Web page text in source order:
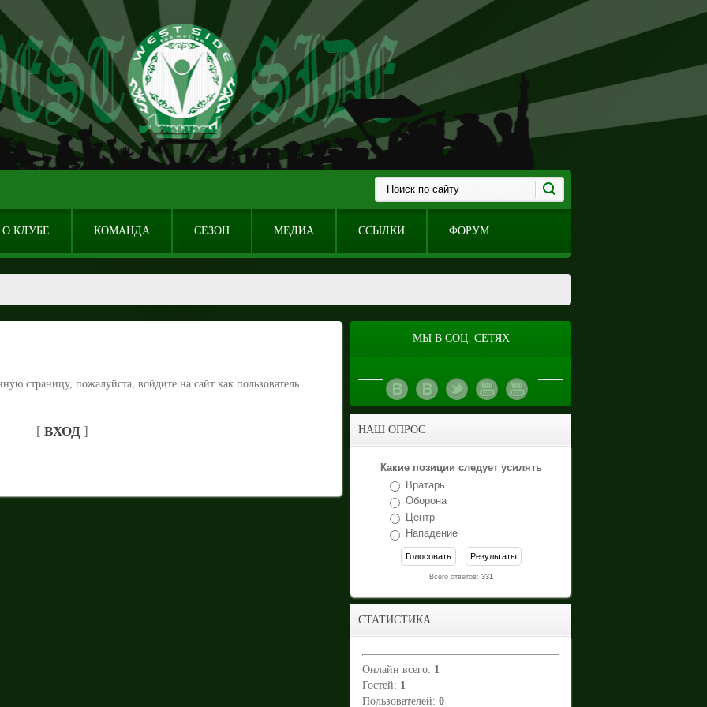
О КЛУБЕ КОМАНДА СЕЗОН МЕДИА ССЫЛКИ ФОРУМ
страницу, пожалуйста, войдите на сайт как пользователь.
[ ВХОД ]
МЫ В СОЦ. СЕТЯХ
НАШ ОПРОС
Какие позиции следует усилять
Вратарь
Оборона
Центр
Нападение
Всего ответов: 331
СТАТИСТИКА
Онлайн всего: 1
Гостей: 1
Пользователей: 0